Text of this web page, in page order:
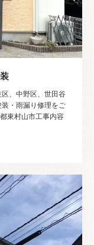
区、中野区、世田谷
・雨漏り修理をご
東村山市工事内容